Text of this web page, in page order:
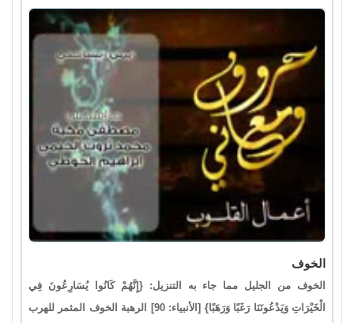
الخوف
الخوف من الجليل مما جاء به التنزيل: {إِنَّهُمْ كَانُوا يُسَارِعُونَ فِي
الْخَيْرَاتِ وَيَدْعُونَنَا رَغَبًا وَرَهَبًا} [الأنبياء: 90] الرهبة الخوف المثمر للهرب